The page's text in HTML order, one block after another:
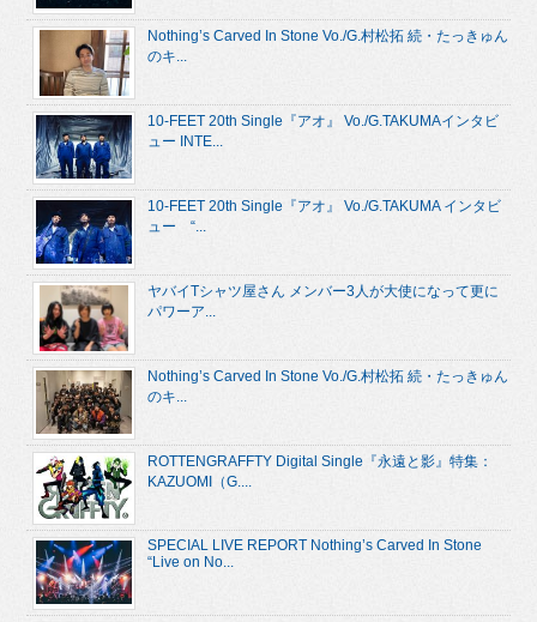
Nothing’s Carved In Stone Vo./G.村松拓 続・たっきゅん
のキ...
10-FEET 20th Single『アオ』 Vo./G.TAKUMAインタビ
ュー INTE...
10-FEET 20th Single『アオ』 Vo./G.TAKUMA インタビ
ュー “...
ヤバイTシャツ屋さん メンバー3人が大使になって更に
パワーア...
Nothing’s Carved In Stone Vo./G.村松拓 続・たっきゅん
のキ...
ROTTENGRAFFTY Digital Single『永遠と影』特集：
KAZUOMI（G....
SPECIAL LIVE REPORT Nothing’s Carved In Stone
“Live on No...